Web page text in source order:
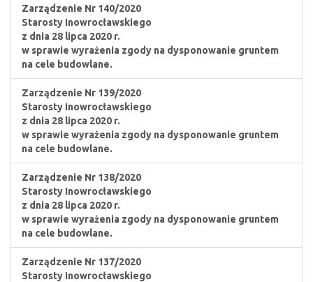
Zarządzenie Nr 140/2020
Starosty Inowrocławskiego
z dnia 28 lipca 2020 r.
w sprawie wyrażenia zgody na dysponowanie gruntem
na cele budowlane.
Zarządzenie Nr 139/2020
Starosty Inowrocławskiego
z dnia 28 lipca 2020 r.
w sprawie wyrażenia zgody na dysponowanie gruntem
na cele budowlane.
Zarządzenie Nr 138/2020
Starosty Inowrocławskiego
z dnia 28 lipca 2020 r.
w sprawie wyrażenia zgody na dysponowanie gruntem
na cele budowlane.
Zarządzenie Nr 137/2020
Starosty Inowrocławskiego